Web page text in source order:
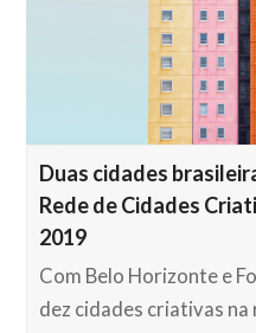
Duas cidades
Rede de Cidades
2019
Com Belo Horizonte e
dez cidades criativas